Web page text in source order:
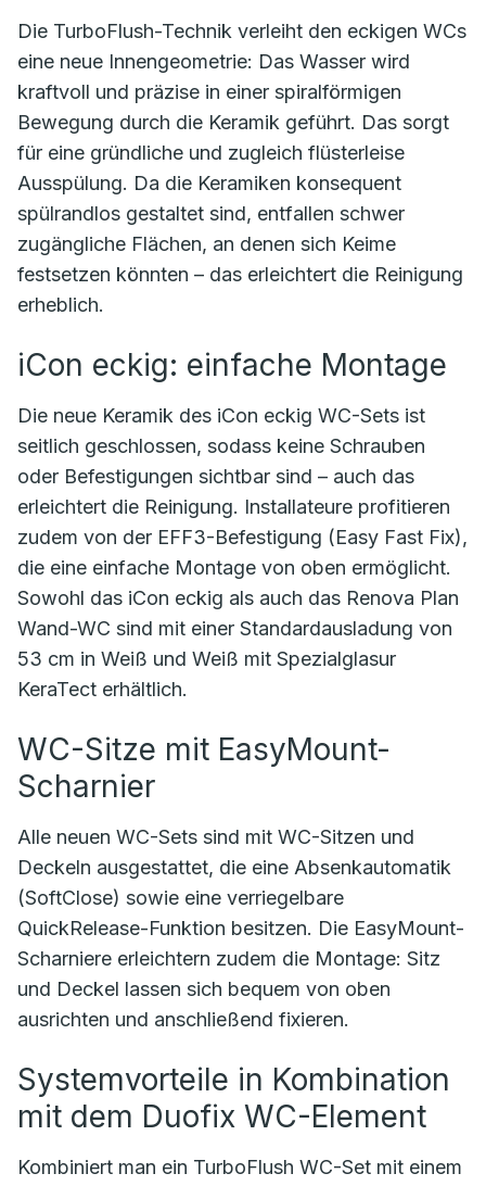
Die TurboFlush-Technik verleiht den eckigen WCs
eine neue Innengeometrie: Das Wasser wird
kraftvoll und präzise in einer spiralförmigen
Bewegung durch die Keramik geführt. Das sorgt
für eine gründliche und zugleich flüsterleise
Ausspülung. Da die Keramiken konsequent
spülrandlos gestaltet sind, entfallen schwer
zugängliche Flächen, an denen sich Keime
festsetzen könnten – das erleichtert die Reinigung
erheblich.
iCon eckig: einfache Montage
Die neue Keramik des iCon eckig WC-Sets ist
seitlich geschlossen, sodass keine Schrauben
oder Befestigungen sichtbar sind – auch das
erleichtert die Reinigung. Installateure profitieren
zudem von der EFF3-Befestigung (Easy Fast Fix),
die eine einfache Montage von oben ermöglicht.
Sowohl das iCon eckig als auch das Renova Plan
Wand-WC sind mit einer Standardausladung von
53 cm in Weiß und Weiß mit Spezialglasur
KeraTect erhältlich.
WC-Sitze mit EasyMount-
Scharnier
Alle neuen WC-Sets sind mit WC-Sitzen und
Deckeln ausgestattet, die eine Absenkautomatik
(SoftClose) sowie eine verriegelbare
QuickRelease-Funktion besitzen. Die EasyMount-
Scharniere erleichtern zudem die Montage: Sitz
und Deckel lassen sich bequem von oben
ausrichten und anschließend fixieren.
Systemvorteile in Kombination
mit dem Duofix WC-Element
Kombiniert man ein TurboFlush WC-Set mit einem